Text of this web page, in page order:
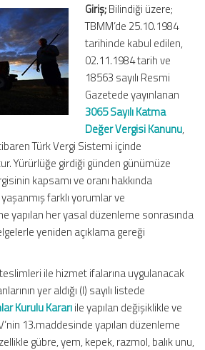
Giriş;Bilindiği üzere;
TBMM’de 25.10.1984
tarihinde kabul edilen,
02.11.1984 tarih ve
18563 sayılı Resmi
Gazetede yayınlanan
3065 Sayılı Katma
Değer Vergisi Kanunu,
Türk Vergi Sistemi içinde
Yürürlüğe girdiği günden günümüze
kapsamı ve oranı hakkında
farklı yorumlar ve
yapılan her yasal düzenleme sonrasında
yeniden açıklama gereği
teslimleri ile hizmet ifalarına uygulanacak
yer aldığı (I) sayılı listede
Kurulu Kararıile yapılan değişiklikle ve
13.maddesinde yapılan düzenleme
gübre, yem, kepek, razmol, balık unu,